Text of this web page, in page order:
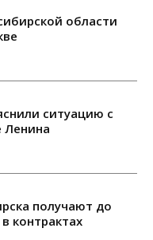
области
ситуацию с
Ленина
получают до
контрактах